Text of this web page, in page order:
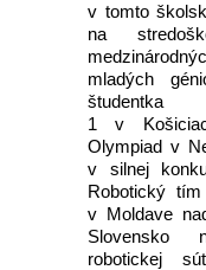
v tomto
na
mladých
študentka
1 v
Olympiad v
v silnej
Robotický
v Moldave
Slovensko
robotickej